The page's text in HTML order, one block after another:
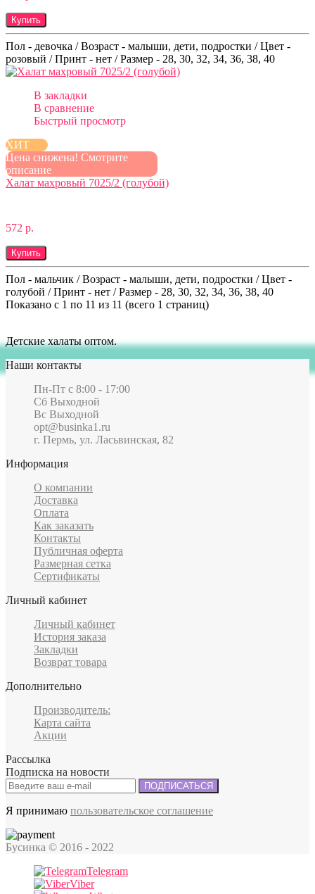
Купить
Пол - девочка / Возраст - малыши, дети, подростки / Цвет -
розовый / Принт - нет / Размер - 28, 30, 32, 34, 36, 38, 40
В закладки
В сравнение
Быстрый просмотр
ХИТ
Цена снижена! Смотрите
описание
Халат махровый 7025/2 (голубой)
572 р.
Купить
Пол - мальчик / Возраст - малыши, дети, подростки / Цвет -
голубой / Принт - нет / Размер - 28, 30, 32, 34, 36, 38, 40
Показано с 1 по 11 из 11 (всего 1 страниц)
Детские халаты оптом.
Наши контакты
Пн-Пт c 8:00 - 17:00
Сб Выходной
Вс Выходной
opt@businka1.ru
г. Пермь, ул. Ласьвинская, 82
Информация
О компании
Доставка
Оплата
Как заказать
Контакты
Публичная оферта
Размерная сетка
Сертификаты
Личный кабинет
Личный кабинет
История заказа
Закладки
Возврат товара
Дополнительно
Производитель:
Карта сайта
Акции
Рассылка
Подписка на новости
ПОДПИСАТЬСЯ
Я принимаю пользовательское соглашение
Бусинка © 2016 - 2022
Telegram
Viber